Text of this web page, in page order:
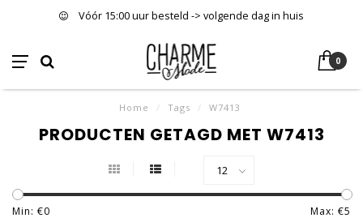
Vóór 15:00 uur besteld -> volgende dag in huis
0
Home / Tags / W7413
PRODUCTEN GETAGD MET W7413
Min: €0 Max: €5